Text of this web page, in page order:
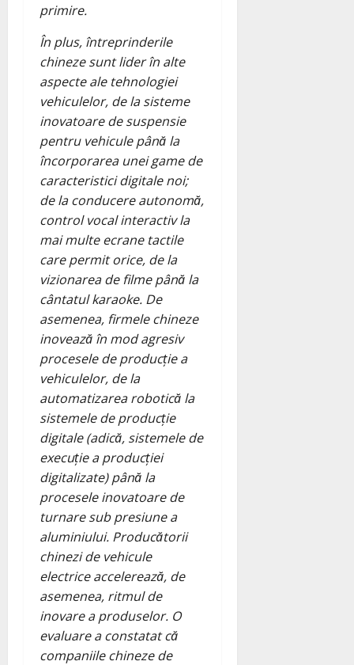
primire.
În plus, întreprinderile
chineze sunt lider în alte
aspecte ale tehnologiei
vehiculelor, de la sisteme
inovatoare de suspensie
pentru vehicule până la
încorporarea unei game de
caracteristici digitale noi;
de la conducere autonomă,
control vocal interactiv la
mai multe ecrane tactile
care permit orice, de la
vizionarea de filme până la
cântatul karaoke. De
asemenea, firmele chineze
inovează în mod agresiv
procesele de producție a
vehiculelor, de la
automatizarea robotică la
sistemele de producție
digitale (adică, sistemele de
execuție a producției
digitalizate) până la
procesele inovatoare de
turnare sub presiune a
aluminiului. Producătorii
chinezi de vehicule
electrice accelerează, de
asemenea, ritmul de
inovare a produselor. O
evaluare a constatat că
companiile chineze de